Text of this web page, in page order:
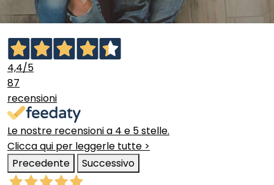
4,4/5
87
recensioni
Le nostre recensioni a 4 e 5 stelle.
Clicca qui per leggerle tutte >
Precedente
Successivo